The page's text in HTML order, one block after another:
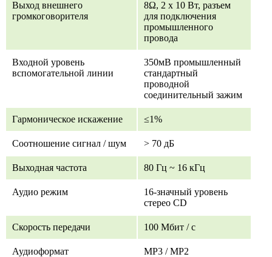
Выход внешнего
громкоговорителя
8Ω, 2 x 10 Вт, разъем
для подключения
промышленного
провода
Входной уровень
вспомогательной линии
350мВ промышленный
стандартный
проводной
соединительный зажим
Гармоническое искажение ≤1%
Соотношение сигнал / шум > 70 дБ
Выходная частота 80 Гц ~ 16 кГц
Аудио режим
16-значный уровень
стерео CD
Скорость передачи 100 Мбит / с
Аудиоформат MP3 / MP2